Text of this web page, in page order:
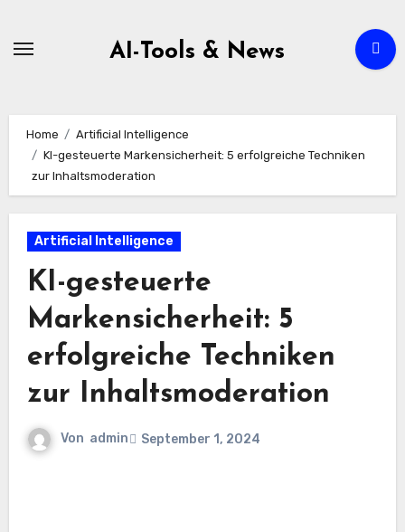
AI-Tools & News
Home
Artificial Intelligence
KI-gesteuerte Markensicherheit: 5 erfolgreiche Techniken
zur Inhaltsmoderation
Artificial Intelligence
KI-gesteuerte
Markensicherheit: 5
erfolgreiche Techniken
zur Inhaltsmoderation
Von admin September 1, 2024